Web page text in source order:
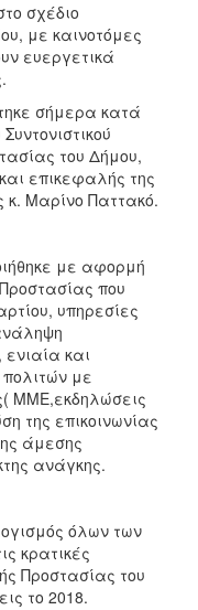
σχέδιο
με καινοτόμες
ευεργετικά
σήμερα κατά
του Δήμου,
επικεφαλής της
κ. Μαρίνο Παττακό.
με αφορμή
που
υπηρεσίες
και
με
ΜΜΕ,εκδηλώσεις
της επικοινωνίας
άμεσης
ανάγκης.
όλων των
κρατικές
Προστασίας του
το 2018.